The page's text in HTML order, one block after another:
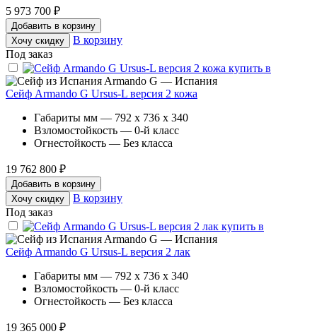
5 973 700 ₽
Добавить в корзину
Хочу скидку
В корзину
Под заказ
Armando G — Испания
Сейф Armando G Ursus-L версия 2 кожа
Габариты мм — 792 x 736 x 340
Взломостойкость — 0-й класс
Огнестойкость — Без класса
19 762 800 ₽
Добавить в корзину
Хочу скидку
В корзину
Под заказ
Armando G — Испания
Сейф Armando G Ursus-L версия 2 лак
Габариты мм — 792 x 736 x 340
Взломостойкость — 0-й класс
Огнестойкость — Без класса
19 365 000 ₽